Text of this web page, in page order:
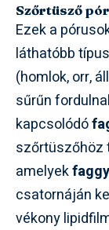
Szőrtüsző
Ezek a
láthatóbb
(homlok, orr,
sűrűn
kapcsolódó
szőrtüszőhöz
amelyek
csatornáján
vékony